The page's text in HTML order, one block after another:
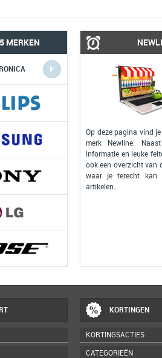
MERKEN
COMPUTERS
Op deze pagina vind
merk Newline.
informatie en leuke
ook een overzicht van
waar je terecht kan
artikelen.
KORTINGEN
KORTINGSACTIES
CATEGORIEËN